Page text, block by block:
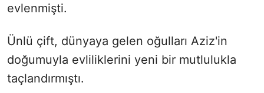
evlenmişti.
Ünlü çift, dünyaya gelen oğulları Aziz'in
doğumuyla evliliklerini yeni bir mutlulukla
taçlandırmıştı.